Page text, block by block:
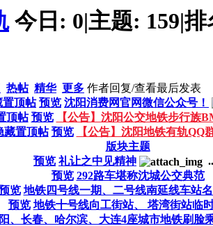
今日: 0|主题: 159|排
热帖 精华 更多 作者回复/查看最后发表
置顶帖 预览 沈阳消费网官网微信公众号！
顶帖 预览 【公告】沈阳公交地铁步行族
藏置顶帖 预览 【公告】沈阳地铁有轨QQ
版块主题
预览 礼让之中见精神
预览 292路车堪称沈城公交典范
览 地铁四号线一期、二号线南延线车站名
预览 地铁十号线向工街站、 塔湾街站临
、长春、哈尔滨、大连4座城市地铁刷脸